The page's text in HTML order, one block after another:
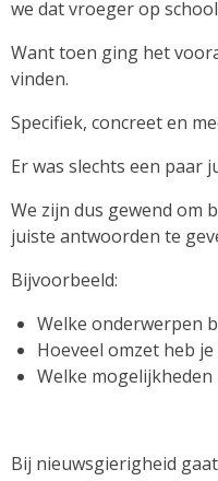
we dat vroeger op
Want toen ging het
vinden.
Specifiek, concreet en
Er was slechts een paar
We zijn dus gewend om
juiste antwoorden te
Bijvoorbeeld:
Welke onderwerpen
Hoeveel omzet heb
Welke
Bij nieuwsgierigheid